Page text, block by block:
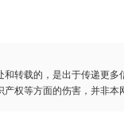
转载的，是出于传递更
权等方面的伤害，并非